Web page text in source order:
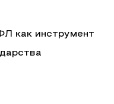
как инструмент